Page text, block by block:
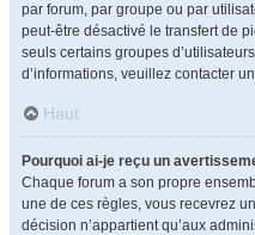
par forum, par groupe ou par
peut-être désactivé le transfert de
seuls certains groupes
d’informations, veuillez contacter
Haut
Pourquoi ai-je reçu un
Chaque forum a son propre
une de ces règles, vous recevrez
décision n’appartient qu’aux